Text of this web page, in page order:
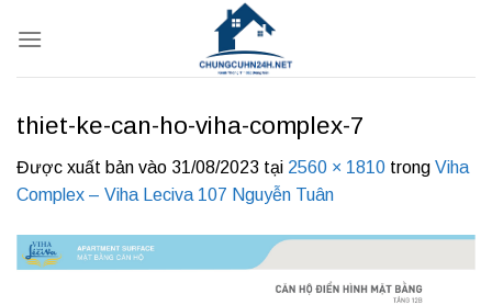
qua
thiet-ke-can-ho-viha-complex-7
Được xuất bản vào 31/08/2023 tại 2560 × 1810 trong Viha
Complex – Viha Leciva 107 Nguyễn Tuân